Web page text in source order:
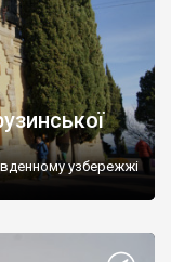
узбережжі